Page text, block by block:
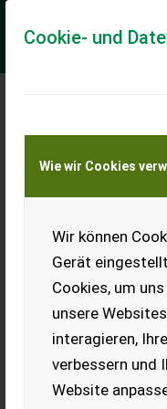
Cookie- und
Wie wir Cookies
Wir können
Gerät
Cookies, um
unsere
interagieren,
verbessern und
Website
Meine
Transport von
Weidemann T 4512
Bereifung (v): 400/50-
Kabine,
EUR 35.641